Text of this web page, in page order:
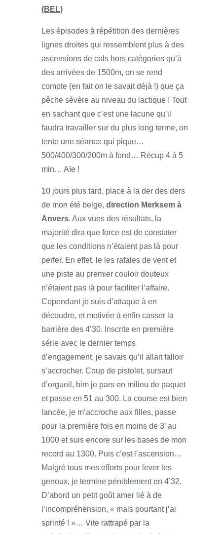
(BEL)
Les épisodes à répétition des dernières
lignes droites qui ressemblent plus à des
ascensions de cols hors catégories qu’à
des arrivées de 1500m, on se rend
compte (en fait on le savait déjà !) que ça
pêche sévère au niveau du lactique ! Tout
en sachant que c’est une lacune qu’il
faudra travailler sur du plus long terme, on
tente une séance qui pique…
500/400/300/200m à fond… Récup 4 à 5
min… Aïe !
10 jours plus tard, place à la der des ders
de mon été belge, direction Merksem à
Anvers. Aux vues des résultats, la
majorité dira que force est de constater
que les conditions n’étaient pas là pour
perfer. En effet, le les rafales de vent et
une piste au premier couloir douteux
n’étaient pas là pour faciliter l’affaire.
Cependant je suis d’attaque à en
découdre, et motivée à enfin casser la
barrière des 4’30. Inscrite en première
série avec le dernier temps
d’engagement, je savais qu’il allait falloir
s’accrocher. Coup de pistolet, sursaut
d’orgueil, bim je pars en milieu de paquet
et passe en 51 au 300. La course est bien
lancée, je m’accroche aux filles, passe
pour la première fois en moins de 3’ au
1000 et suis encore sur les bases de mon
record au 1300. Puis c’est l’ascension…
Malgré tous mes efforts pour lever les
genoux, je termine péniblement en 4’32.
D’abord un petit goût amer lié à de
l’incompréhension, « mais pourtant j’ai
sprinté ! »… Vite rattrapé par la